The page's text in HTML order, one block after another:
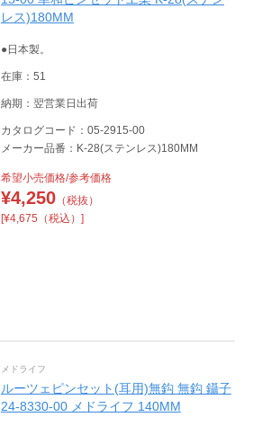
レス)180MM
●日本製。
在庫：51
納期：翌営業日出荷
カタログコード：05-2915-00
メーカー品番：K-28(ステンレス)180MM
希望小売価格/参考価格
¥4,250（税抜）
[¥4,675（税込）]
メドライフ
ルーツェピンセット(耳用)無鈎 無鈎 鑷子
24-8330-00 メドライフ 140MM